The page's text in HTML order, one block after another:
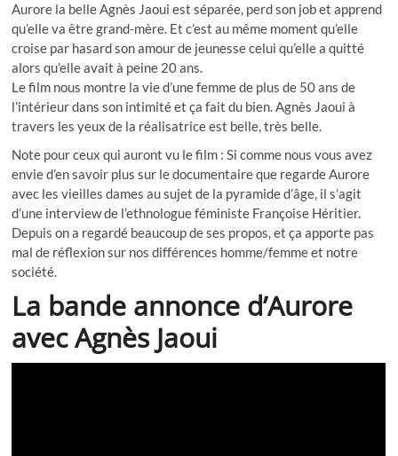
Aurore la belle Agnès Jaoui est séparée, perd son job et apprend
qu’elle va être grand-mère. Et c’est au même moment qu’elle
croise par hasard son amour de jeunesse celui qu’elle a quitté
alors qu’elle avait à peine 20 ans.
Le film nous montre la vie d’une femme de plus de 50 ans de
l’intérieur dans son intimité et ça fait du bien. Agnès Jaoui à
travers les yeux de la réalisatrice est belle, très belle.
Note pour ceux qui auront vu le film : Si comme nous vous avez
envie d’en savoir plus sur le documentaire que regarde Aurore
avec les vieilles dames au sujet de la pyramide d’âge, il s’agit
d’une interview de l’ethnologue féministe Françoise Héritier.
Depuis on a regardé beaucoup de ses propos, et ça apporte pas
mal de réflexion sur nos différences homme/femme et notre
société.
La bande annonce d’Aurore
avec Agnès Jaoui